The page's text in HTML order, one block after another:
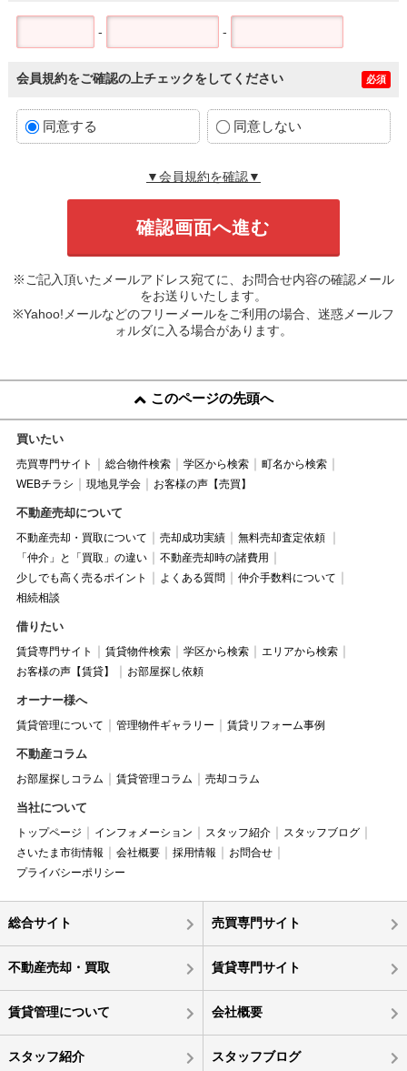
- -
会員規約をご確認の上チェックをしてください 必須
同意する 同意しない
▼会員規約を確認▼
※ご記入頂いたメールアドレス宛てに、お問合せ内容の確認メール
をお送りいたします。
※Yahoo!メールなどのフリーメールをご利用の場合、迷惑メールフ
ォルダに入る場合があります。
このページの先頭へ
買いたい
売買専門サイト 総合物件検索 学区から検索
町名から検索
WEBチラシ
現地見学会 お客様の声【売買】
不動産売却について
不動産売却・買取について 売却成功実績
無料売却査定依頼
「仲介」と「買取」の違い
不動産売却時の諸費用
少しでも高く売るポイント
よくある質問
仲介手数料について
相続相談
借りたい
賃貸専門サイト 賃貸物件検索 学区から検索
エリアから検索
お客様の声【賃貸】
お部屋探し依頼
オーナー様へ
賃貸管理について 管理物件ギャラリー 賃貸リフォーム事例
不動産コラム
お部屋探しコラム 賃貸管理コラム 売却コラム
当社について
トップページ インフォメーション スタッフ紹介
スタッフブログ
さいたま市街情報
会社概要 採用情報
お問合せ
プライバシーポリシー
総合サイト 売買専門サイト
不動産売却・買取 賃貸専門サイト
賃貸管理について 会社概要
スタッフ紹介 スタッフブログ